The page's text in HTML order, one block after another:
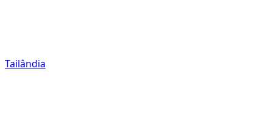
Tailândia